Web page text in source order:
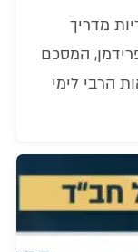
מדריך
המסכם
הרבי לימי